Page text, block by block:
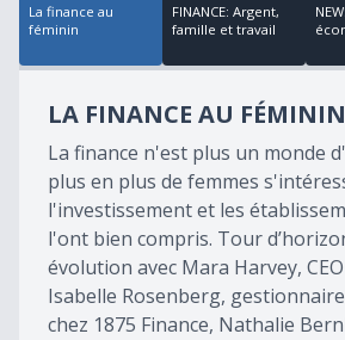
La finance au
féminin
FINANCE: Argent,
famille et travail
LA FINANCE AU FÉMININ
La finance n'est plus un monde
plus en plus de femmes
l'investissement et les
l'ont bien compris. Tour
évolution avec Mara Harvey,
Isabelle Rosenberg,
chez 1875 Finance, Nathalie